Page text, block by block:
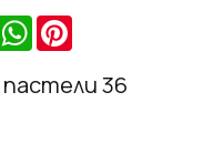
WhatsApp
36